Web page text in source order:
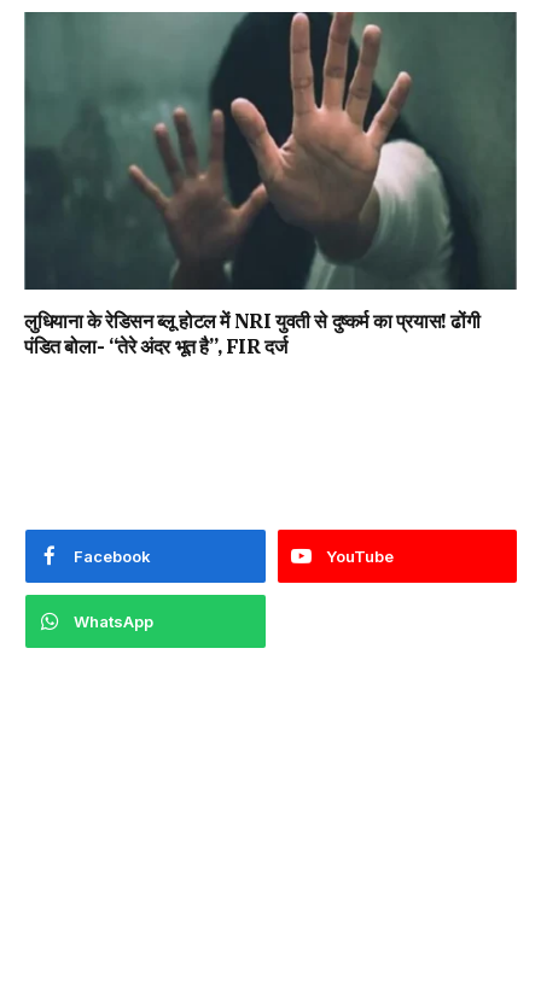
लुधियाना के रेडिसन ब्लू होटल में NRI युवती से दुष्कर्म का प्रयास! ढोंगी
पंडित बोला- “तेरे अंदर भूत है”, FIR दर्ज
Facebook YouTube
WhatsApp